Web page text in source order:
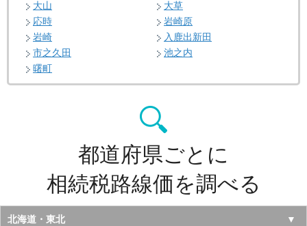
大山
大草
応時
岩崎原
岩崎
入鹿出新田
市之久田
池之内
曙町
都道府県ごとに
相続税路線価を調べる
北海道・東北